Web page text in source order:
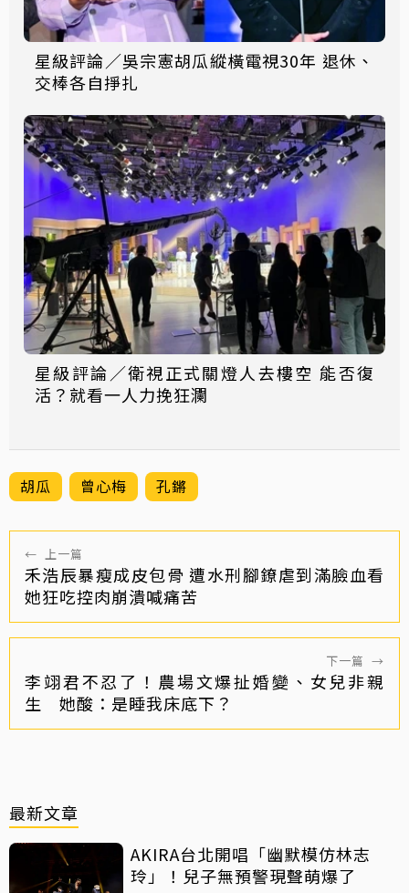
星級評論／吳宗憲胡瓜縱橫電視30年 退休、
交棒各自掙扎
星級評論／衛視正式關燈人去樓空 能否復
活？就看一人力挽狂瀾
胡瓜 曾心梅 孔鏘
← 上一篇
禾浩辰暴瘦成皮包骨 遭水刑腳鐐虐到滿臉血看
她狂吃控肉崩潰喊痛苦
下一篇 →
李翊君不忍了！農場文爆扯婚變、女兒非親
生 她酸：是睡我床底下？
最新文章
AKIRA台北開唱「幽默模仿林志
玲」！兒子無預警現聲萌爆了